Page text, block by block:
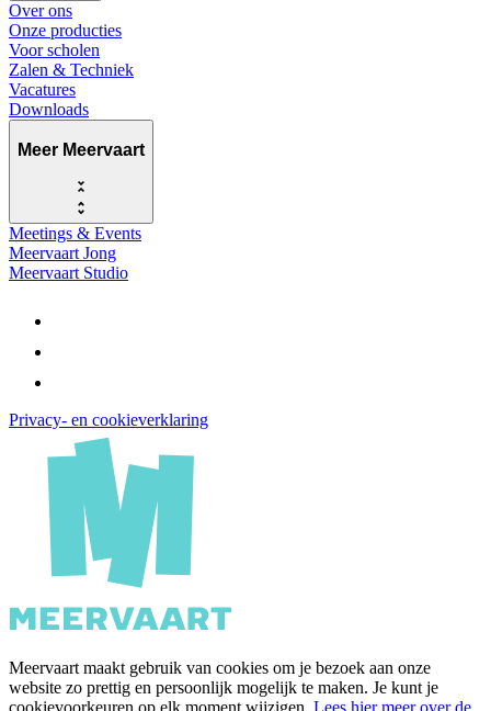
Over ons
Onze producties
Voor scholen
Zalen & Techniek
Vacatures
Downloads
Meer Meervaart
Meetings & Events
Meervaart Jong
Meervaart Studio
Privacy- en cookieverklaring
Meervaart maakt gebruik van cookies om je bezoek aan onze
website zo prettig en persoonlijk mogelijk te maken. Je kunt je
cookievoorkeuren op elk moment wijzigen. Lees hier meer over de